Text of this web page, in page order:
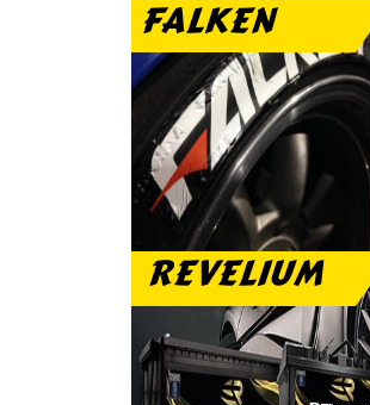
تمتع مع فالكن بنعومة
الطريق والهدوء التام
FALKEN
بطارية ريفيليم ضمان
عام مجانى
REVELIUM